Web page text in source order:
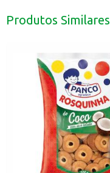
Produtos Similares